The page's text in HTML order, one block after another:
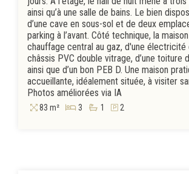
ainsi qu’à une salle de bains. Le bien
d’une cave en sous-sol et de deux
parking à l’avant. Côté technique, la
chauffage central au gaz, d'une
châssis PVC double vitrage, d’une toiture
ainsi que d’un bon PEB D. Une maison
accueillante, idéalement située, à visiter
Photos améliorées via IA
83 m² 3 1 2